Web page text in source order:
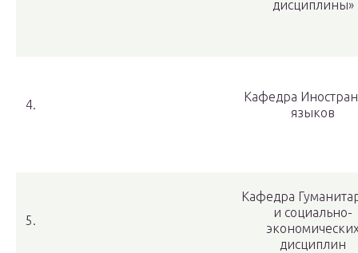
дисциплины»
4.
Кафедра
языков
5.
Кафедра
и социально-
дисциплин